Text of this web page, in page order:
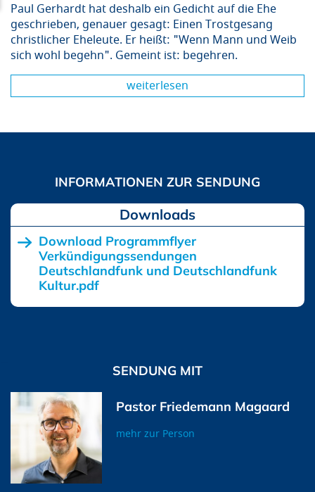
Paul Gerhardt hat deshalb ein Gedicht auf die Ehe
geschrieben, genauer gesagt: Einen Trostgesang
christlicher Eheleute. Er heißt: "Wenn Mann und Weib
sich wohl begehn". Gemeint ist: begehren.
weiterlesen
Downloads
Download Programmflyer
Verkündigungssendungen
Deutschlandfunk und Deutschlandfunk
Kultur.pdf
SENDUNG MIT
Pastor Friedemann Magaard
mehr zur Person